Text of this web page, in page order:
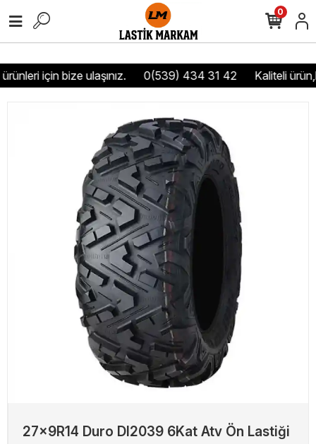
için bize ulaşınız. 0(539) 434 31 42 Kaliteli
0
27x9R14 Duro DI2039 6Kat Atv Ön Lastiği